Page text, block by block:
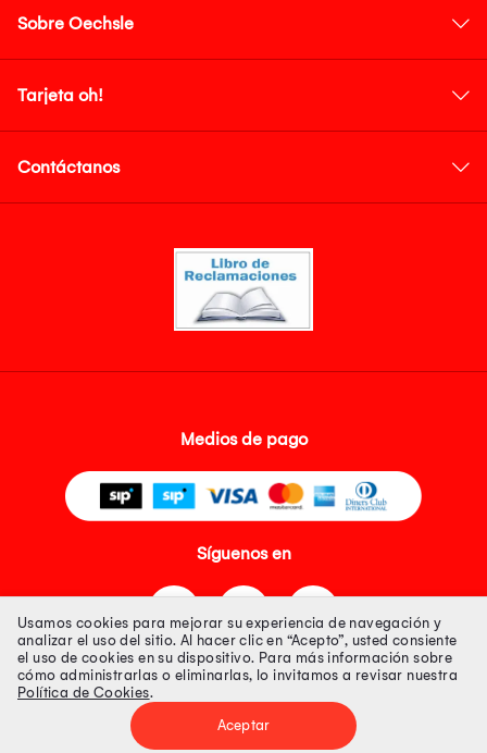
Sobre Oechsle
Tarjeta oh!
Contáctanos
Medios de pago
Síguenos en
Tienda 100% Segura
Tiendas Peruanas S.A. R.U.C. Nº 20493020618. Todos los derechos
Usamos cookies para mejorar su experiencia de navegación y
analizar el uso del sitio. Al hacer clic en “Acepto”, usted consiente
el uso de cookies en su dispositivo. Para más información sobre
cómo administrarlas o eliminarlas, lo invitamos a revisar nuestra
Política de Cookies.
Aceptar